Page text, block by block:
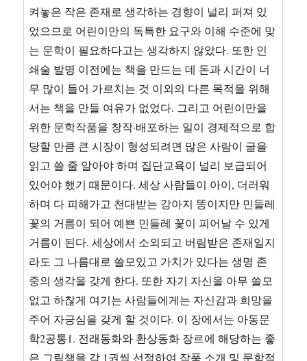
켜놓은 작은 존재로 생각하는 경향이 널리 퍼져 있
었으므로 어린이만의 독특한 요구와 이해 수준에 맞
는 문학이 필요하다고는 생각하지 않았다. 또한 인
쇄술 발명 이전에는 책을 만드는 데 돈과 시간이 너
무 많이 들어 가르치는 것 이외의 다른 목적을 위해
서는 책을 만들 여유가 없었다. 그리고 어린이만을
위한 문학작품을 창작·배포하는 일이 경제적으로 합
당할 만큼 큰 시장이 형성되려면 많은 사람이 글을
읽고 쓸 줄 알아야 하며 집단교육이 널리 보급되어
있어야 했기 때문이다. 세상 사람들이 아이, 더러워
하며 다 피해가고 천대받는 강아지 똥이지만 민들레
꽃의 거름이 되어 예쁜 민들레 꽃이 피어날 수 있게
거름이 된다. 세상에서 소외되고 버림받은 존재일지
라도 그 나름대로 쓸모있고 가치가 있다는 생명 존
중의 생각을 갖게 한다. 또한 자기 자신을 아무 쓸모
없고 하찮게 여기는 사람들에게는 자신감과 희망을
주어 자긍심을 갖게 할 것이다. 이 장에서는 아동문
학2공통1. 전래동화와 환상동화 장르에 해당하는 좋
은 그림책을 각 1권씩 선정하여 작품 소개 및 문학적